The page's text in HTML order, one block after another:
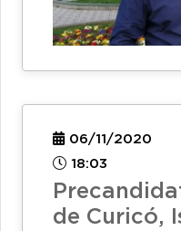
06/11/2020
18:03
de Curicó,